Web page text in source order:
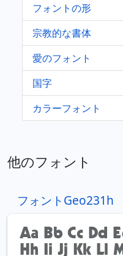
フォントの形
宗教的な書体
愛のフォント
国字
カラーフォント
他のフォント
フォントGeo231h